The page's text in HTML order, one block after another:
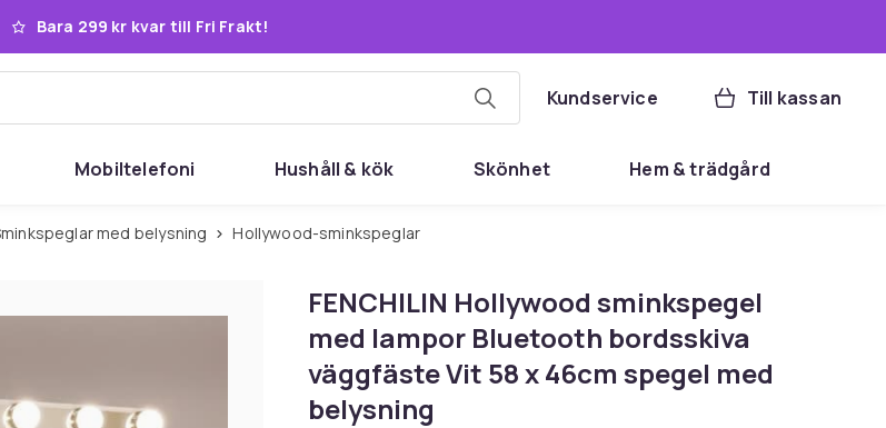
Bara 299 kr kvar till Fri Frakt!
Kundservice Till kassan
Mobiltelefoni Hushåll & kök Skönhet Hem & trädgård
Sminkspeglar med belysning Hollywood-sminkspeglar
FENCHILIN Hollywood sminkspegel
med lampor Bluetooth bordsskiva
väggfäste Vit 58 x 46cm spegel med
belysning